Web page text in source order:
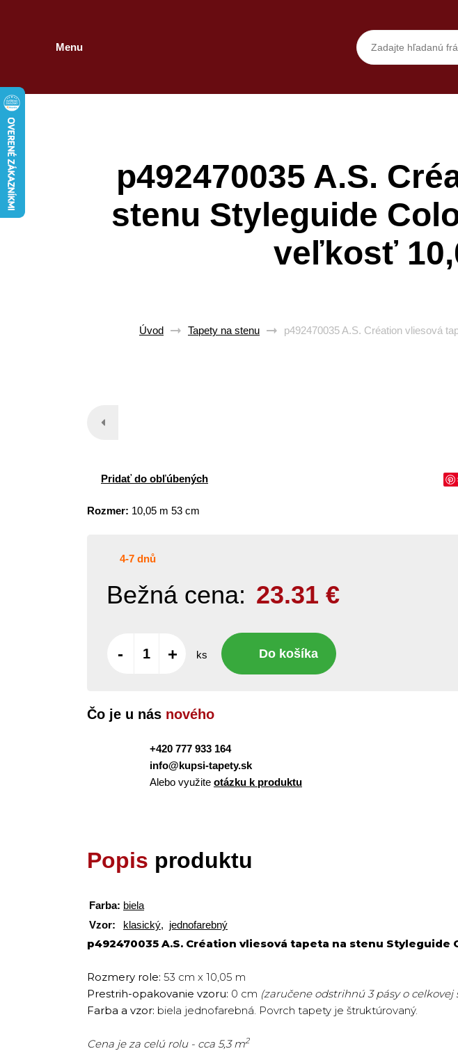
Menu
p492470035 A.S.
stenu Styleguide
veľkosť
Úvod Tapety na stenu p492470035 A.S. Création vliesová
Pridať do obľúbených
Rozmer: 10,05 m 53 cm
4-7 dnů
Bežná cena: 23.31 €
- + ks Do košíka
Čo je u nás nového
+420 777 933 164
info@kupsi-tapety.sk
Alebo využite otázku k produktu
Popis produktu
Farba: biela
Vzor:
klasický, jednofarebný
p492470035 A.S. Création vliesová tapeta na stenu Styleguide
Rozmery role: 53 cm x 10,05 m
Prestrih-opakovanie vzoru: 0 cm (zaručene odstrihnú 3 pásy o celkovej
Farba a vzor: biela jednofarebná. Povrch tapety je štruktúrovaný.
Cena je za celú rolu - cca 5,3 m2